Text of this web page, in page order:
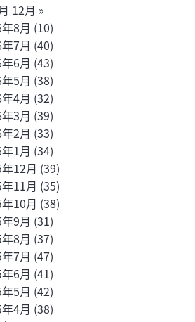
12月 »
8月 (10)
7月 (40)
6月 (43)
5月 (38)
4月 (32)
3月 (39)
2月 (33)
1月 (34)
12月 (39)
11月 (35)
10月 (38)
9月 (31)
8月 (37)
7月 (47)
6月 (41)
5月 (42)
4月 (38)